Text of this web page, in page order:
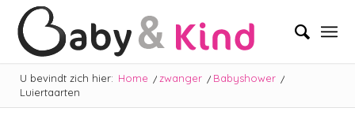
U bevindt zich hier: Home / zwanger / Babyshower /
Luiertaarten